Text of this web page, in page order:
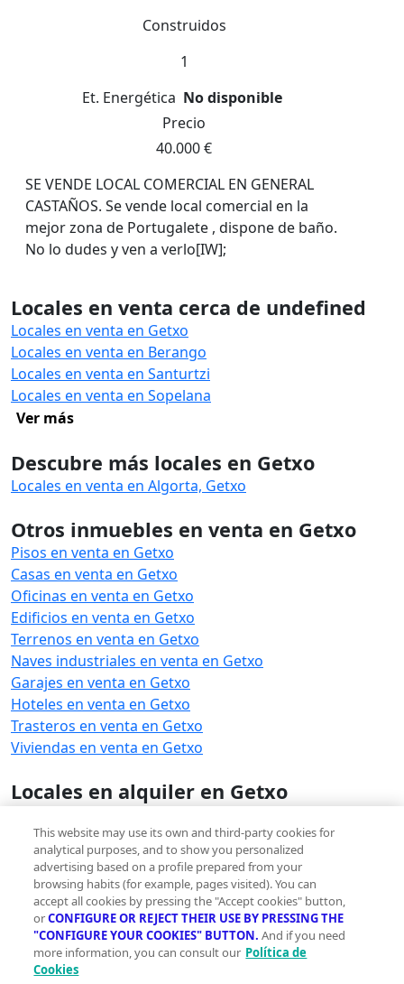
Construidos
1
Et. Energética No disponible
Precio
40.000 €
SE VENDE LOCAL COMERCIAL EN GENERAL
CASTAÑOS. Se vende local comercial en la
mejor zona de Portugalete , dispone de baño.
No lo dudes y ven a verlo[IW];
Locales en venta cerca de undefined
Locales en venta en Getxo
Locales en venta en Berango
Locales en venta en Santurtzi
Locales en venta en Sopelana
Ver más
Descubre más locales en Getxo
Locales en venta en Algorta, Getxo
Otros inmuebles en venta en Getxo
Pisos en venta en Getxo
Casas en venta en Getxo
Oficinas en venta en Getxo
Edificios en venta en Getxo
Terrenos en venta en Getxo
Naves industriales en venta en Getxo
Garajes en venta en Getxo
Hoteles en venta en Getxo
Trasteros en venta en Getxo
Viviendas en venta en Getxo
Locales en alquiler en Getxo
Ver otras inmobiliarias en Getxo
Ver otras inmobiliarias en Getxo
This website may use its own and third-party cookies for
analytical purposes, and to show you personalized
advertising based on a profile prepared from your
browsing habits (for example, pages visited). You can
accept all cookies by pressing the "Accept cookies" button,
orCONFIGURE OR REJECT THEIR USE BY PRESSING THE
"CONFIGURE YOUR COOKIES" BUTTON. And if you need
more information, you can consult our Política de
Cookies